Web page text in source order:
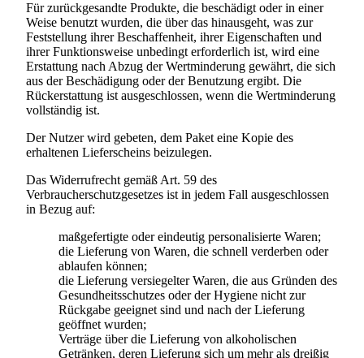
Für zurückgesandte Produkte, die beschädigt oder in einer
Weise benutzt wurden, die über das hinausgeht, was zur
Feststellung ihrer Beschaffenheit, ihrer Eigenschaften und
ihrer Funktionsweise unbedingt erforderlich ist, wird eine
Erstattung nach Abzug der Wertminderung gewährt, die sich
aus der Beschädigung oder der Benutzung ergibt. Die
Rückerstattung ist ausgeschlossen, wenn die Wertminderung
vollständig ist.
Der Nutzer wird gebeten, dem Paket eine Kopie des
erhaltenen Lieferscheins beizulegen.
Das Widerrufrecht gemäß Art. 59 des
Verbraucherschutzgesetzes ist in jedem Fall ausgeschlossen
in Bezug auf:
maßgefertigte oder eindeutig personalisierte Waren;
die Lieferung von Waren, die schnell verderben oder
ablaufen können;
die Lieferung versiegelter Waren, die aus Gründen des
Gesundheitsschutzes oder der Hygiene nicht zur
Rückgabe geeignet sind und nach der Lieferung
geöffnet wurden;
Verträge über die Lieferung von alkoholischen
Getränken, deren Lieferung sich um mehr als dreißig